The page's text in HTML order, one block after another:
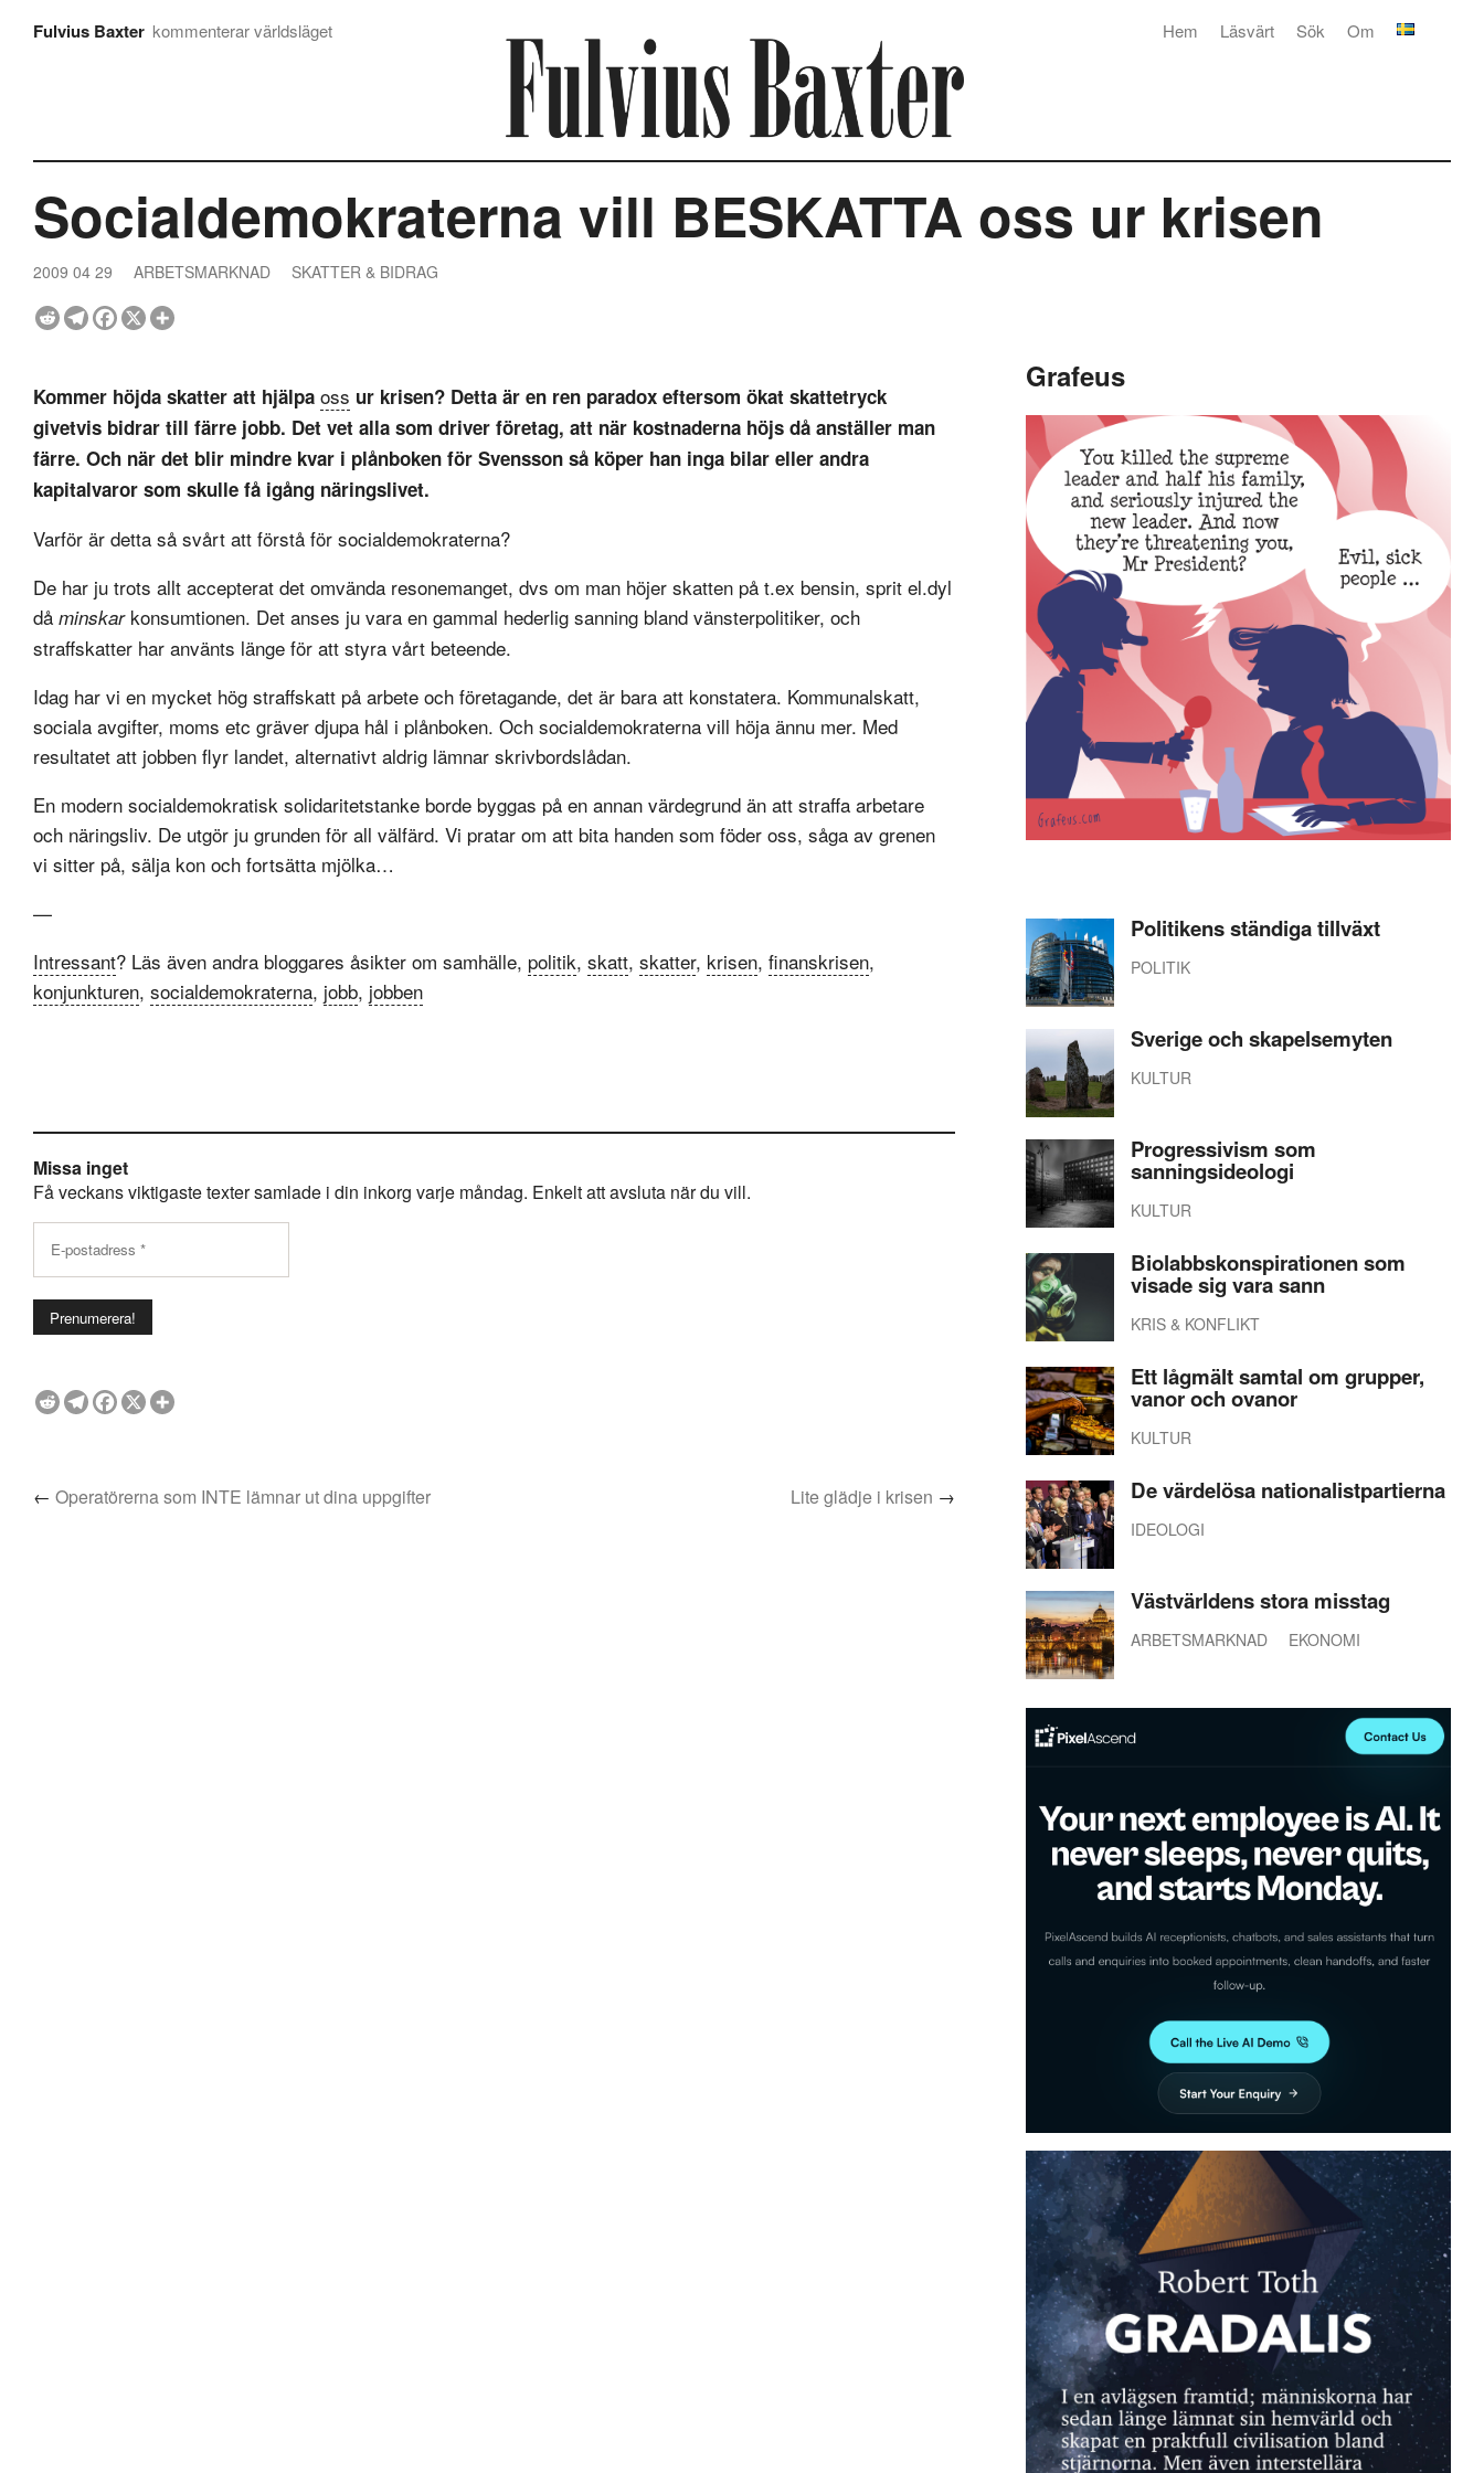
Fulvius Baxter kommenterar världsläget Om
Sök
Läsvärt
Hem
Socialdemokraterna vill BESKATTA oss ur krisen
2009 04 29 ARBETSMARKNAD SKATTER & BIDRAG
Kommer höjda skatter att hjälpa oss ur krisen? Detta är en ren paradox eftersom ökat skattetryck
givetvis bidrar till färre jobb. Det vet alla som driver företag, att när kostnaderna höjs då anställer man
färre. Och när det blir mindre kvar i plånboken för Svensson så köper han inga bilar eller andra
kapitalvaror som skulle få igång näringslivet.
Varför är detta så svårt att förstå för socialdemokraterna?
De har ju trots allt accepterat det omvända resonemanget, dvs om man höjer skatten på t.ex bensin, sprit el.dyl
då minskarkonsumtionen. Det anses ju vara en gammal hederlig sanning bland vänsterpolitiker, och
straffskatter har använts länge för att styra vårt beteende.
Idag har vi en mycket hög straffskatt på arbete och företagande, det är bara att konstatera. Kommunalskatt,
sociala avgifter, moms etc gräver djupa hål i plånboken. Och socialdemokraterna vill höja ännu mer. Med
resultatet att jobben flyr landet, alternativt aldrig lämnar skrivbordslådan.
En modern socialdemokratisk solidaritetstanke borde byggas på en annan värdegrund än att straffa arbetare
och näringsliv. De utgör ju grunden för all välfärd. Vi pratar om att bita handen som föder oss, såga av grenen
vi sitter på, sälja kon och fortsätta mjölka…
—
Intressant? Läs även andra bloggares åsikter om samhälle, politik, skatt, skatter, krisen, finanskrisen,
konjunkturen, socialdemokraterna, jobb, jobben
Missa inget
Få veckans viktigaste texter samlade i din inkorg varje måndag. Enkelt att avsluta när du vill.
← Operatörerna som INTE lämnar ut dina uppgifter Lite glädje i krisen →
Grafeus
Politikens ständiga tillväxt
POLITIK
Sverige och skapelsemyten
KULTUR
Progressivism som
sanningsideologi
KULTUR
Biolabbskonspirationen som
visade sig vara sann
KRIS & KONFLIKT
Ett lågmält samtal om grupper,
vanor och ovanor
KULTUR
De värdelösa nationalistpartierna
IDEOLOGI
Västvärldens stora misstag
ARBETSMARKNAD EKONOMI